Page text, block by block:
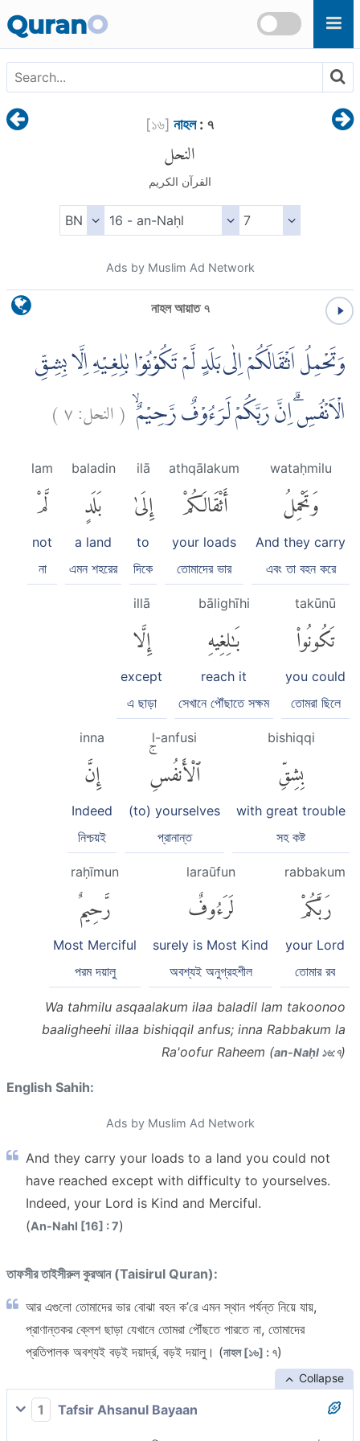
QuranO
[১৬] নাহল: ৭
النحل
القرآن الكريم
Ads by Muslim Ad Network
নাহল আয়াত ৭
وَتَحْمِلُ اَثْقَالَكُمْ اِلٰى بَلَدٍ لَّمْ تَكُوْنُوْا بٰلِغِيْهِ اِلَّا بِشِقِّ
الْاَنْفُسِۗ اِنَّ رَبَّكُمْ لَرَءُوْفٌ رَّحِيْمٌۙ (النحل:٧)
wataḥmilu
وَتَحْمِلُ
And they carry
এবং তা বহন করে
athqālakum
أَثْقَالَكُمْ
your loads
তোমাদের ভার
ilā
إِلَىٰ
to
দিকে
baladin
بَلَدٍ
a land
এমন শহরের
lam
لَّمْ
not
না
takūnū
تَكُونُوا۟
you could
তোমরা ছিলে
bālighīhi
بَٰلِغِيهِ
reach it
সেখানে পৌঁছাতে সক্ষম
illā
إِلَّا
except
এ ছাড়া
bishiqqi
بِشِقِّ
with great trouble
সহ কষ্ট
l-anfusi
ٱلْأَنفُسِۚ
(to) yourselves
প্রানান্ত
inna
إِنَّ
Indeed
নিশ্চয়ই
rabbakum
رَبَّكُمْ
your Lord
তোমার রব
laraūfun
لَرَءُوفٌ
surely is Most Kind
অবশ্যই অনুগ্রহশীল
raḥīmun
رَّحِيمٌ
Most Merciful
পরম দয়ালু
Wa tahmilu asqaalakum ilaa baladil lam takoonoo
baaligheehi illaa bishiqqil anfus; inna Rabbakum la
Ra'oofur Raheem (an-Naḥl ১৬:৭)
English Sahih:
Ads by Muslim Ad Network
And they carry your loads to a land you could not
have reached except with difficulty to yourselves.
Indeed, your Lord is Kind and Merciful.
(An-Nahl [16] : 7)
তাফসীর তাইসীরুল কুরআন (Taisirul Quran):
আর এগুলো তোমাদের ভার বোঝা বহন ক’রে এমন স্থান পর্যন্ত নিয়ে যায়,
প্রাণান্তকর ক্লেশ ছাড়া যেখানে তোমরা পৌঁছতে পারতে না, তোমাদের
প্রতিপালক অবশ্যই বড়ই দয়ার্দ্র, বড়ই দয়ালু। (নাহল [১৬] : ৭)
Collapse
1 Tafsir Ahsanul Bayaan